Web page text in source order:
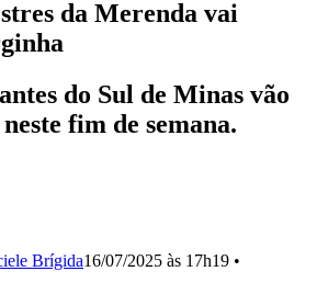
da Merenda vai
do Sul de Minas vão
fim de semana.
Brígida16/07/2025 às 17h19 •